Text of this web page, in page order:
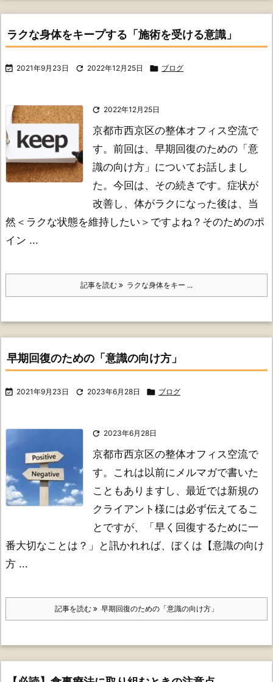
ラクな身体をキープする「施術を受ける意識」
 2021年9月23日  2022年12月25日  ブログ
 2022年12月25日
京都市西京区の整体オフィス空流で
す。前回は、早期回復のための「意
識の向け方」についてお話しまし
た。今回は、その続きです。 症状が
改善し、体がラクになった後は、当
然＜ラクな状態を維持したい＞ですよね？ そのためのポ
イン ...
記事を読む ラクな身体をキー ...
早期回復のための「意識の向け方」
 2021年9月23日  2023年6月28日  ブログ
 2023年6月28日
京都市西京区の整体オフィス空流で
す。 これは以前にメルマガで書いた
こともありますし、最近では新規の
クライアント様には必ず伝えてるこ
とですが、
「早く回復するために一
番大切なことは？」と訊かれれば、ぼくは【意識の向け
方 ...
記事を読む 早期回復のための「意識の向け方」